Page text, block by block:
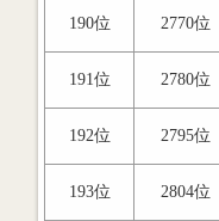
190位 2770位
191位 2780位
192位 2795位
193位 2804位